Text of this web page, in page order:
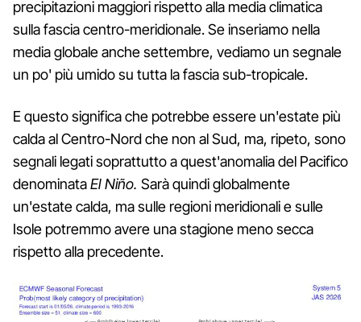
precipitazioni maggiori rispetto alla media climatica
sulla fascia centro-meridionale. Se inseriamo nella
media globale anche settembre, vediamo un segnale
un po' più umido su tutta la fascia sub-tropicale.
E questo significa che potrebbe essere un'estate più
calda al Centro-Nord che non al Sud, ma, ripeto, sono
segnali legati soprattutto a quest'anomalia del Pacifico
denominataEl Niño. Sarà quindi globalmente
un'estate calda, ma sulle regioni meridionali e sulle
Isole potremmo avere una stagione meno secca
rispetto alla precedente.